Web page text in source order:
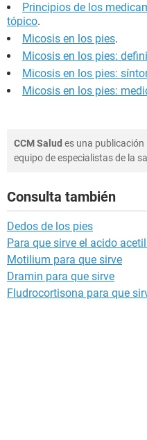
Principios de los
tópico.
Micosis en los pies.
Micosis en los pies:
Micosis en los pies:
Micosis en los pies:
CCM Salud es una
equipo de especialistas de la
Consulta también
Dedos de los pies
Para que sirve el acido
Motilium para que sirve
Dramin para que sirve
Fludrocortisona para que